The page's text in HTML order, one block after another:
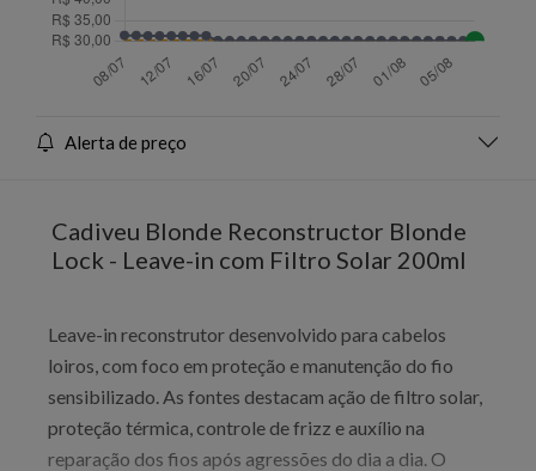
Alerta de preço
Cadiveu Blonde Reconstructor Blonde
Lock - Leave-in com Filtro Solar 200ml
Leave-in reconstrutor desenvolvido para cabelos
loiros, com foco em proteção e manutenção do fio
sensibilizado. As fontes destacam ação de filtro solar,
proteção térmica, controle de frizz e auxílio na
reparação dos fios após agressões do dia a dia. O